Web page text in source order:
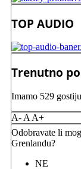
TOP AUDIO
Trenutno
Imamo 529
A- A A+
Odobravate li
Grenlandu?
NE